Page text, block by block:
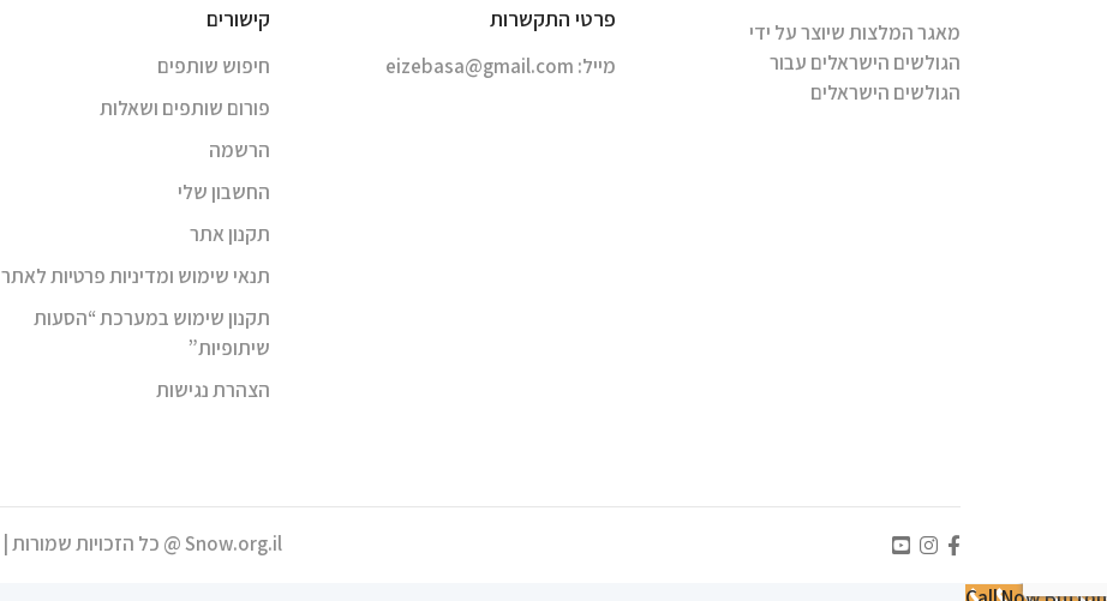
קישורים
חיפוש שותפים
פורום שותפים ושאלות
הרשמה
החשבון שלי
תקנון אתר
תנאי שימוש ומדיניות פרטיות לאתר
תקנון שימוש במערכת “הסעות
שיתופיות”
הצהרת נגישות
פרטי התקשרות
מייל: eizebasa@gmail.com
מאגר המלצות שיוצר על ידי
הגולשים הישראלים עבור
הגולשים הישראלים
Snow.org.il @ כל הזכויות שמורות |